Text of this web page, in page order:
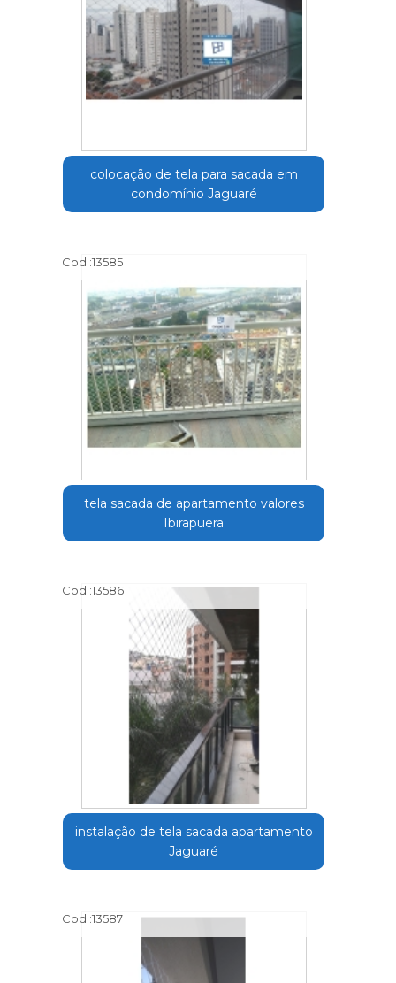
colocação de tela para sacada em
condomínio Jaguaré
Cod.:13585
tela sacada de apartamento valores
Ibirapuera
Cod.:13586
instalação de tela sacada apartamento
Jaguaré
Cod.:13587